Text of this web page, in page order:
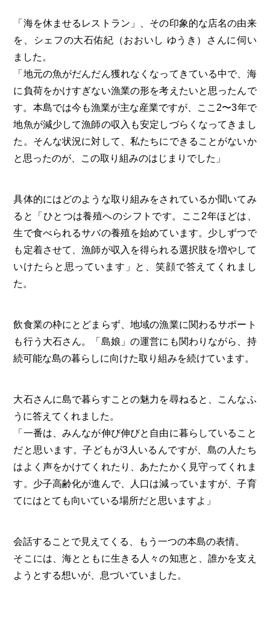
「海を休ませるレストラン」、その印象的な店名の由来
を、シェフの大石佑紀（おおいし ゆうき）さんに伺い
ました。
「地元の魚がだんだん獲れなくなってきている中で、海
に負荷をかけすぎない漁業の形を考えたいと思ったんで
す。本島では今も漁業が主な産業ですが、ここ2〜3年で
地魚が減少して漁師の収入も安定しづらくなってきまし
た。そんな状況に対して、私たちにできることがないか
と思ったのが、この取り組みのはじまりでした」
具体的にはどのような取り組みをされているか聞いてみ
ると「ひとつは養殖へのシフトです。ここ2年ほどは、
生で食べられるサバの養殖を始めています。少しずつで
も定着させて、漁師が収入を得られる選択肢を増やして
いけたらと思っています」と、笑顔で答えてくれまし
た。
飲食業の枠にとどまらず、地域の漁業に関わるサポート
も行う大石さん。「島娘」の運営にも関わりながら、持
続可能な島の暮らしに向けた取り組みを続けています。
大石さんに島で暮らすことの魅力を尋ねると、こんなふ
うに答えてくれました。
「一番は、みんなが伸び伸びと自由に暮らしていること
だと思います。子どもが3人いるんですが、島の人たち
はよく声をかけてくれたり、あたたかく見守ってくれま
す。少子高齢化が進んで、人口は減っていますが、子育
てにはとても向いている場所だと思いますよ」
会話することで見えてくる、もう一つの本島の表情。
そこには、海とともに生きる人々の知恵と、誰かを支え
ようとする想いが、息づいていました。